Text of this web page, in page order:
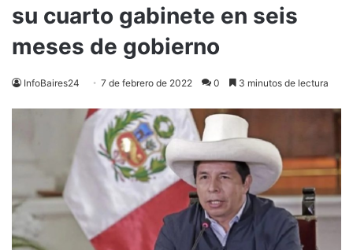
su cuarto gabinete en seis
meses de gobierno
InfoBaires24 7 de febrero de 2022 0 3 minutos de lectura